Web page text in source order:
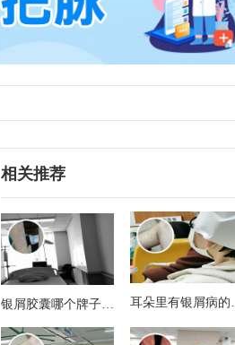
相关推荐
银屑胶囊哪个牌子效
果好
耳朵里有银屑病的